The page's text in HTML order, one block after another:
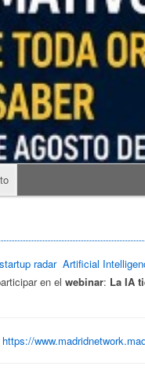
startup radar Artificial
en el webinar: La IA
https://